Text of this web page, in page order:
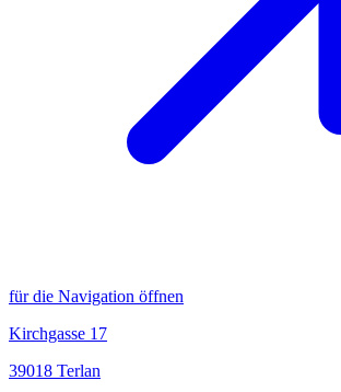
für die Navigation öffnen
Kirchgasse 17
39018 Terlan